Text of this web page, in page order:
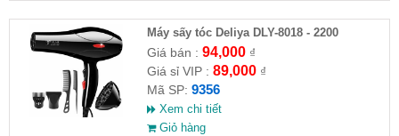
Máy sấy tóc Deliya DLY-8018 - 2200
Giá bán : 94,000₫
Giá sỉ VIP : 89,000₫
Mã SP: 9356
Xem chi tiết
Giỏ hàng